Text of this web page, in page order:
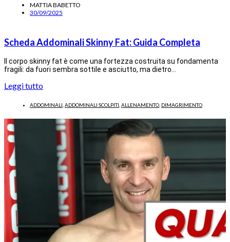
MATTIA BABETTO
30/09/2025
Scheda Addominali Skinny Fat: Guida Completa
Il corpo skinny fat è come una fortezza costruita su fondamenta
fragili: da fuori sembra sottile e asciutto, ma dietro…
Leggi tutto
ADDOMINALI ADDOMINALI SCOLPITI ALLENAMENTO DIMAGRIMENTO